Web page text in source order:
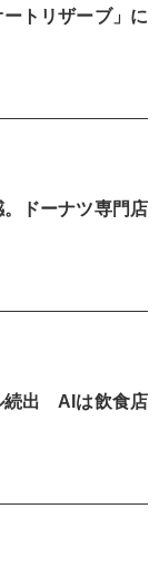
トリザーブ」に
ドーナツ専門店
続出 AIは飲食店